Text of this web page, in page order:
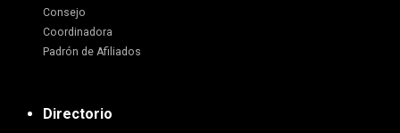
Consejo
Coordinadora
Padrón de Afiliados
Directorio